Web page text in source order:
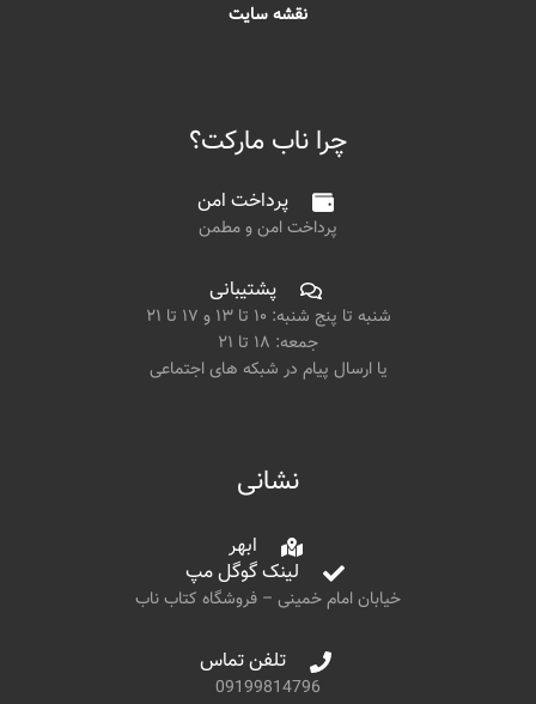
نقشه سایت
چرا ناب مارکت؟
پرداخت امن
پرداخت امن و مطمن
پشتیبانی
شنبه تا پنج شنبه: ۱۰ تا ۱۳ و ۱۷ تا ۲۱
جمعه: ۱۸ تا ۲۱
یا ارسال پیام در شبکه های اجتماعی
نشانی
ابهر
لینک گوگل مپ
خیابان امام خمینی – فروشگاه کتاب ناب
تلفن تماس
09199814796